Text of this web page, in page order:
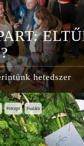
hetedszer
recept saláta